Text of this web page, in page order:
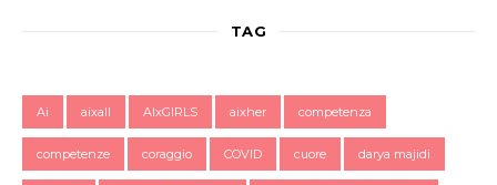
TAG
Ai aixall AIxGIRLS aixher competenza
competenze coraggio COVID cuore darya majidi